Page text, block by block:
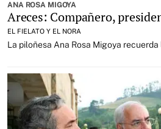
ANA ROSA MIGOYA
Areces: Compañero,
EL FIELATO Y EL NORA
La piloñesa Ana Rosa Migoya